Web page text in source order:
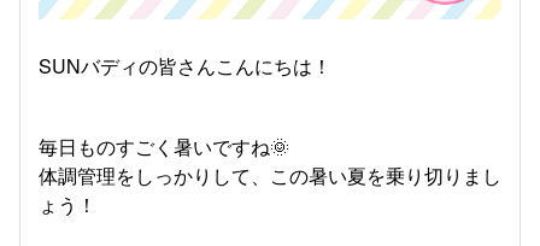
SUNバディの皆さんこんにちは！
毎日ものすごく暑いですね🌞
体調管理をしっかりして、この暑い夏を乗り切りまし
ょう！